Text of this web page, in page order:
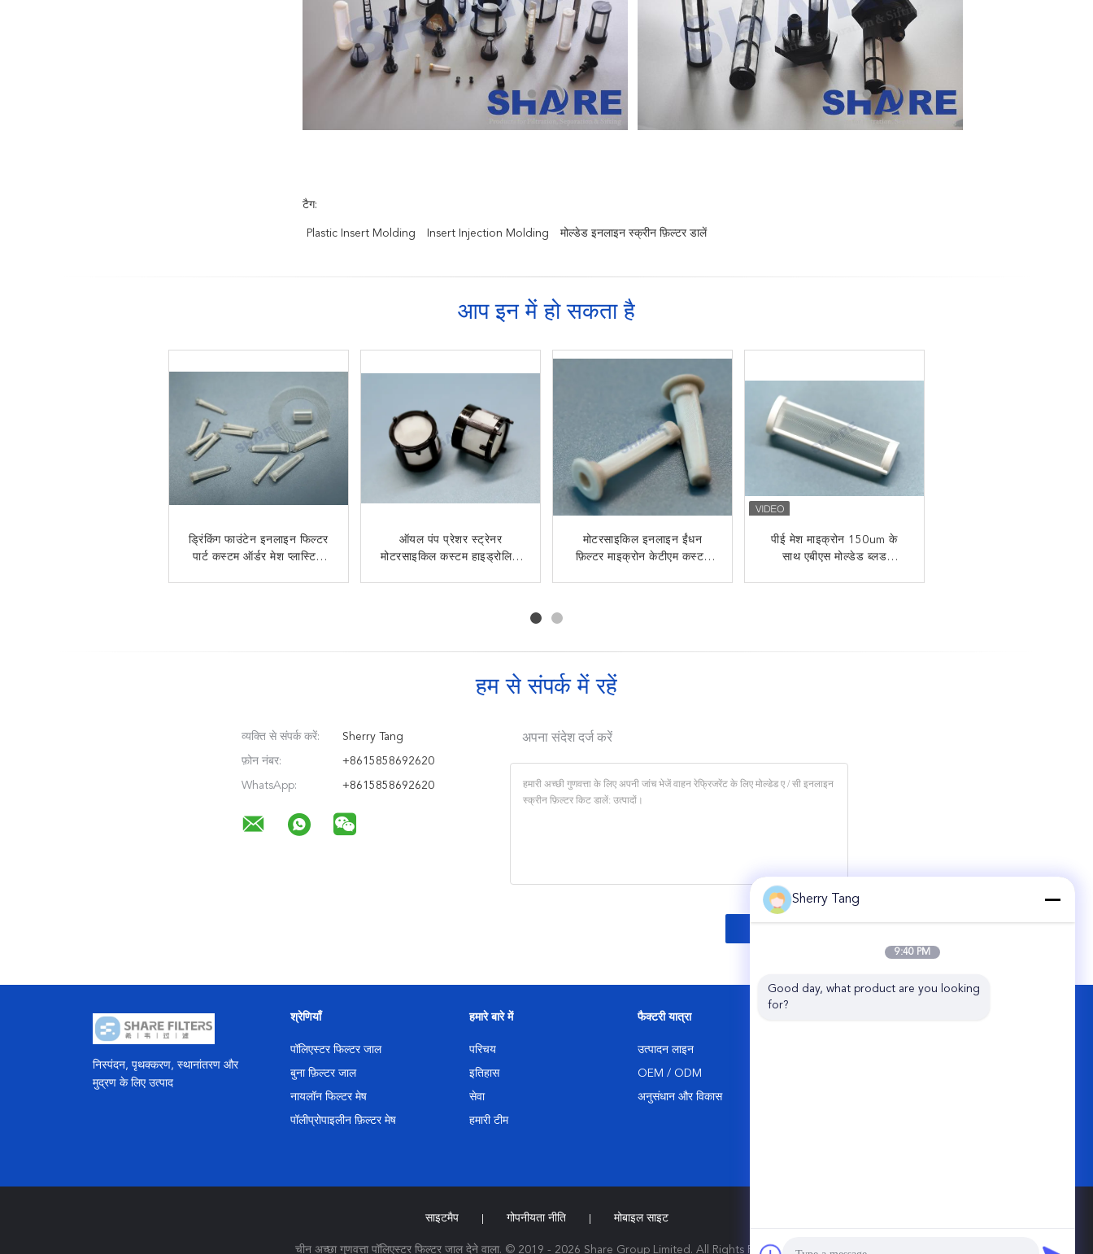
टैग:
Plastic Insert Molding Insert Injection Molding मोल्डेड इनलाइन स्क्रीन फ़िल्टर डालें
आप इन में हो सकता है
ड्रिंकिंग फाउंटेन इनलाइन फिल्टर
पार्ट कस्टम ऑर्डर मेश प्लास्टिक
ऑयल पंप प्रेशर स्ट्रेनर
मोटरसाइकिल कस्टम हाइड्रोलिक
मोटरसाइकिल इनलाइन ईंधन
फ़िल्टर माइक्रोन केटीएम कस्टम
पीई मेश माइक्रोन 150um के
साथ एबीएस मोल्डेड ब्लड
वाणिज्यिक बेकरियों के लिए मेश
प्रूफ़र कप बास्केट पॉकेट
कार ड्रिप कॉफ़ी मशीन स्थायी
फ़िल्टर यात्रा कॉफ़ी मेकर कप
80 100 120 150 200
माइक्रोन पीपी जाल फिल्टर एसिड
ऑटोमोटिव इलेक्ट्रॉनिक ब्रेकिंग
सिस्टम फिल्टर OD19.8x25mm
हम से संपर्क में रहें
व्यक्ति से संपर्क करें: Sherry Tang
फ़ोन नंबर: +8615858692620
WhatsApp: +8615858692620
अपना संदेश दर्ज करें
निस्पंदन, पृथक्करण, स्थानांतरण और
मुद्रण के लिए उत्पाद
श्रेणियाँ
पॉलिएस्टर फिल्टर जाल
बुना फ़िल्टर जाल
नायलॉन फिल्टर मेष
पॉलीप्रोपाइलीन फ़िल्टर मेष
हमारे बारे में
परिचय
इतिहास
सेवा
हमारी टीम
फैक्टरी यात्रा
उत्पादन लाइन
OEM / ODM
अनुसंधान और विकास
साइटमैप गोपनीयता नीति मोबाइल साइट
चीन अच्छा गुणवत्ता पॉलिएस्टर फिल्टर जाल देने वाला. © 2019 - 2026 Share Group Limited. All Rights Reserved.
Sherry Tang
9:40 PM
Good day, what product are you looking
for?